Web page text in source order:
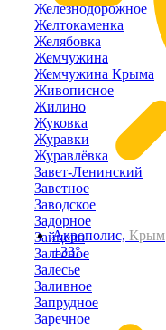
Акрополис, Крым
+33°
Железнодорожное
Желтокаменка
Желябовка
Жемчужина
Жемчужина Крыма
Живописное
Жилино
Жуковка
Журавки
Журавлёвка
Завет-Ленинский
Заветное
Заводское
Задорное
Зайцево
Залесное
Залесье
Заливное
Запрудное
Заречное